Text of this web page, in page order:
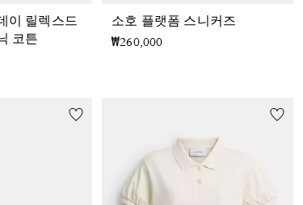
이 릴렉스드
코튼
소호 플랫폼 스니커즈
₩260,000